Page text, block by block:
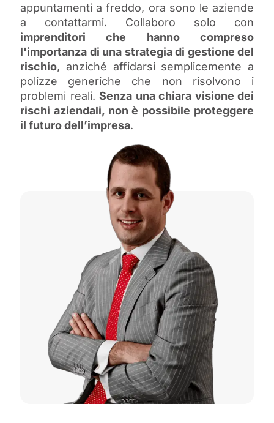
appuntamenti a freddo, ora sono le aziende
a contattarmi. Collaboro solo con
imprenditori che hanno compreso
l'importanza di una strategia di gestione del
rischio, anziché affidarsi semplicemente a
polizze generiche che non risolvono i
problemi reali. Senza una chiara visione dei
rischi aziendali, non è possibile proteggere
il futuro dell’impresa.